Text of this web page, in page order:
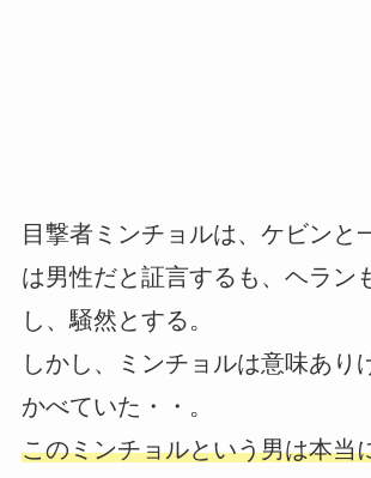
目撃者ミンチョルは、ケビンと
は男性だと証言するも、ヘラン
し、騒然とする。
しかし、ミンチョルは意味あり
かべていた・・。
このミンチョルという男は本当